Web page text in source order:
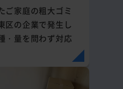
ご家庭の粗大ゴミ
区の企業で発生し
・量を問わず対応